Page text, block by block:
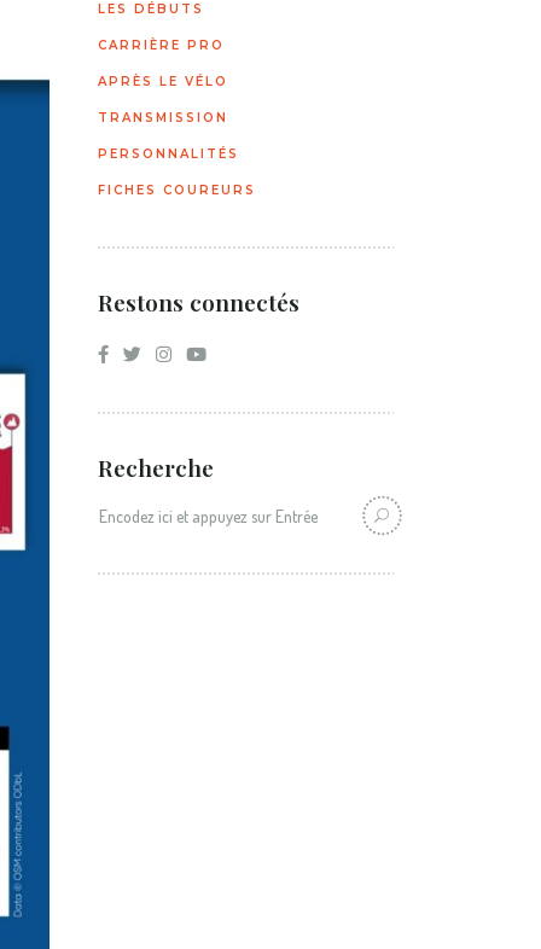
LES DÉBUTS
CARRIÈRE PRO
APRÈS LE VÉLO
TRANSMISSION
PERSONNALITÉS
FICHES COUREURS
Restons connectés
Recherche